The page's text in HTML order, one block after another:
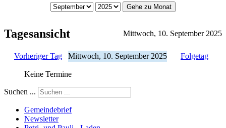
Gehe zu Monat
Tagesansicht Mittwoch, 10. September 2025
Vorheriger Tag Mittwoch, 10. September 2025 Folgetag
Keine Termine
Suchen ...
Gemeindebrief
Newsletter